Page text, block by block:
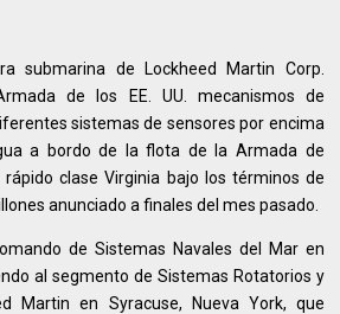
submarina de Lockheed Martin Corp.
de los EE. UU. mecanismos de
sistemas de sensores por encima
a bordo de la flota de la Armada de
clase Virginia bajo los términos de
anunciado a finales del mes pasado.
de Sistemas Navales del Mar en
al segmento de Sistemas Rotatorios y
Martin en Syracuse, Nueva York, que